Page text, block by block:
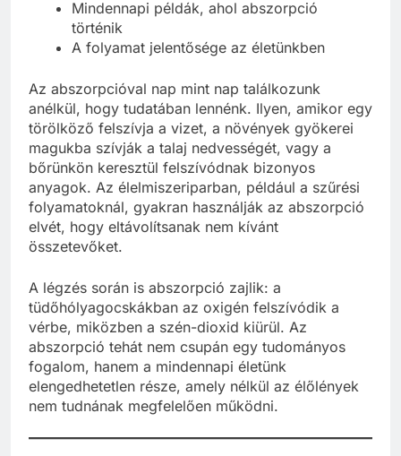
Mindennapi példák, ahol abszorpció
történik
A folyamat jelentősége az életünkben
Az abszorpcióval nap mint nap találkozunk
anélkül, hogy tudatában lennénk. Ilyen, amikor egy
törölköző felszívja a vizet, a növények gyökerei
magukba szívják a talaj nedvességét, vagy a
bőrünkön keresztül felszívódnak bizonyos
anyagok. Az élelmiszeriparban, például a szűrési
folyamatoknál, gyakran használják az abszorpció
elvét, hogy eltávolítsanak nem kívánt
összetevőket.
A légzés során is abszorpció zajlik: a
tüdőhólyagocskákban az oxigén felszívódik a
vérbe, miközben a szén-dioxid kiürül. Az
abszorpció tehát nem csupán egy tudományos
fogalom, hanem a mindennapi életünk
elengedhetetlen része, amely nélkül az élőlények
nem tudnának megfelelően működni.